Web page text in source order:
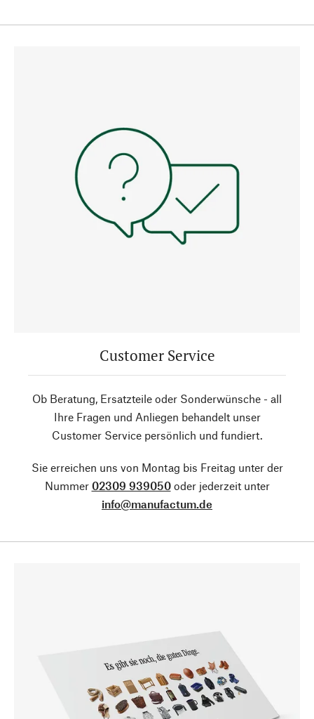
Customer Service
Ob Beratung, Ersatzteile oder Sonderwünsche - all
Ihre Fragen und Anliegen behandelt unser
Customer Service persönlich und fundiert.
Sie erreichen uns von Montag bis Freitag unter der
Nummer 02309 939050oder jederzeit unter
info@manufactum.de